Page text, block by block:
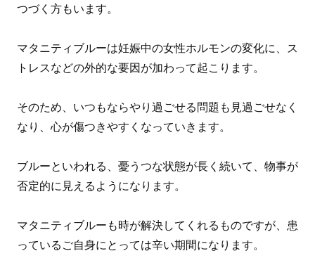
つづく方もいます。
マタニティブルーは妊娠中の女性ホルモンの変化に、ス
トレスなどの外的な要因が加わって起こります。
そのため、いつもならやり過ごせる問題も見過ごせなく
なり、心が傷つきやすくなっていきます。
ブルーといわれる、憂うつな状態が長く続いて、物事が
否定的に見えるようになります。
マタニティブルーも時が解決してくれるものですが、患
っているご自身にとっては辛い期間になります。